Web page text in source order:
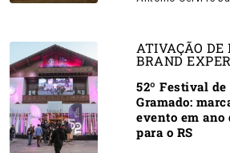
ATIVAÇÃO DE
BRAND
52º Festival
Gramado:
evento em ano
para o RS